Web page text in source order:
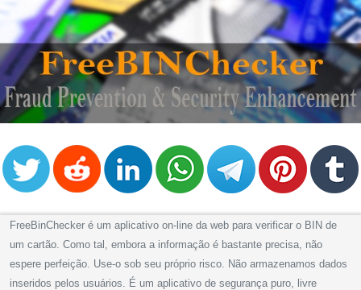
FreeBinChecker é um aplicativo on-line da web para verificar o BIN de
um cartão. Como tal, embora a informação é bastante precisa, não
espere perfeição. Use-o sob seu próprio risco. Não armazenamos dados
inseridos pelos usuários. É um aplicativo de segurança puro, livre